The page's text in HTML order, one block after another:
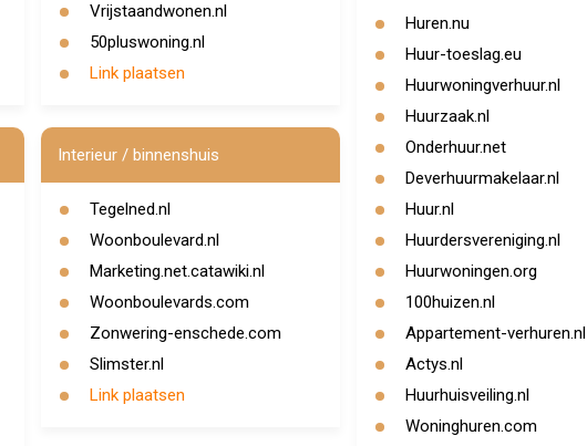
Vrijstaandwonen.nl
50pluswoning.nl
Link plaatsen
Interieur / binnenshuis
Tegelned.nl
Woonboulevard.nl
Marketing.net.catawiki.nl
Woonboulevards.com
Zonwering-enschede.com
Slimster.nl
Link plaatsen
Huren.nu
Huur-toeslag.eu
Huurwoningverhuur.nl
Huurzaak.nl
Onderhuur.net
Deverhuurmakelaar.nl
Huur.nl
Huurdersvereniging.nl
Huurwoningen.org
100huizen.nl
Appartement-verhuren.nl
Actys.nl
Huurhuisveiling.nl
Woninghuren.com